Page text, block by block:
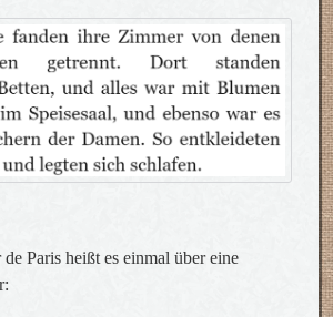
Paris heißt es einmal über eine